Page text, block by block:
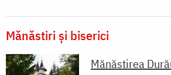
Mănăstiri și biserici
Mănăstirea